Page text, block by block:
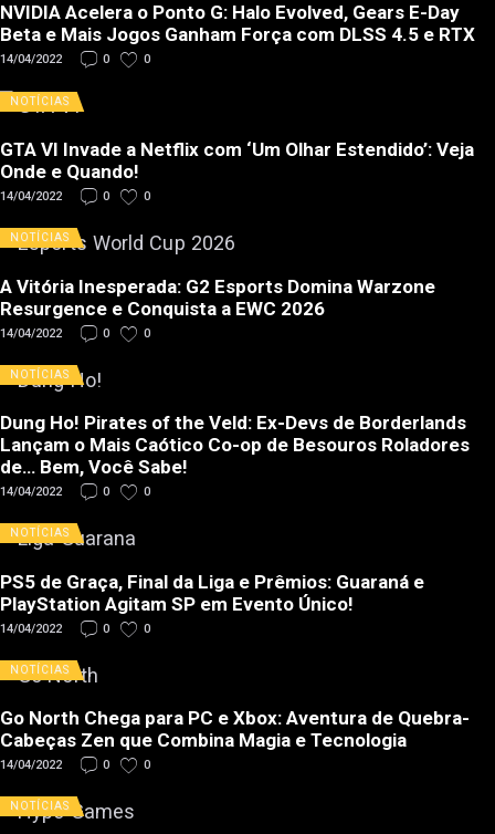
NVIDIA Acelera o Ponto G: Halo Evolved, Gears E-Day
Beta e Mais Jogos Ganham Força com DLSS 4.5 e RTX
14/04/2022 0 0
NOTÍCIAS
GTA VI Invade a Netflix com ‘Um Olhar Estendido’: Veja
Onde e Quando!
14/04/2022 0 0
NOTÍCIAS
A Vitória Inesperada: G2 Esports Domina Warzone
Resurgence e Conquista a EWC 2026
14/04/2022 0 0
NOTÍCIAS
Dung Ho! Pirates of the Veld: Ex-Devs de Borderlands
Lançam o Mais Caótico Co-op de Besouros Roladores
de… Bem, Você Sabe!
14/04/2022 0 0
NOTÍCIAS
PS5 de Graça, Final da Liga e Prêmios: Guaraná e
PlayStation Agitam SP em Evento Único!
14/04/2022 0 0
NOTÍCIAS
Go North Chega para PC e Xbox: Aventura de Quebra-
Cabeças Zen que Combina Magia e Tecnologia
14/04/2022 0 0
NOTÍCIAS